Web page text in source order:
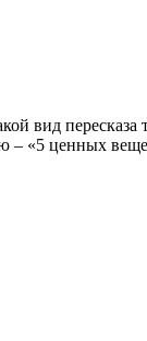
вид
– «5 ценных